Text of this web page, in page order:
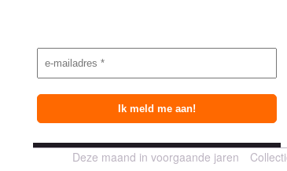
Deze maand in voorgaande jaren